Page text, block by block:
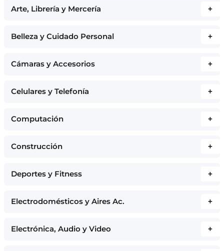
Arte, Librería y Mercería +
Belleza y Cuidado Personal +
Cámaras y Accesorios +
Celulares y Telefonía +
Computación +
Construcción +
Deportes y Fitness +
Electrodomésticos y Aires Ac. +
Electrónica, Audio y Video +